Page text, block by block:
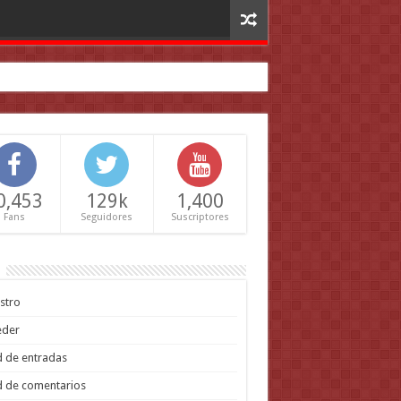
Fans
129k
Seguidores
1,400
Suscriptores
de entradas
de comentarios